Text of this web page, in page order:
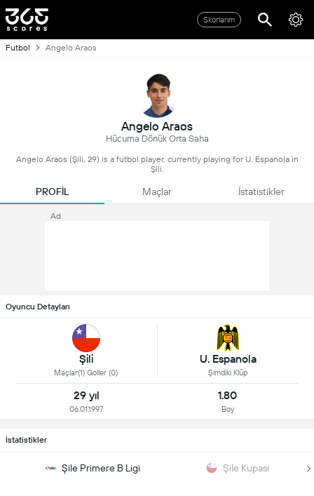
Skorlarım
Futbol Angelo Araos
Angelo Araos
Hücuma Dönük Orta Saha
Angelo Araos (Şili, 29) is a futbol player, currently playing for U. Espanola in
Şili.
PROFİL Maçlar İstatistikler
Ad
Oyuncu Detayları
Şili
Maçlar(1) Goller (0)
U. Espanola
Şimdiki Klüp
29 yıl
06.01.1997
1.80
Boy
İstatistikler
Şile Primere B Ligi Şile Kupası